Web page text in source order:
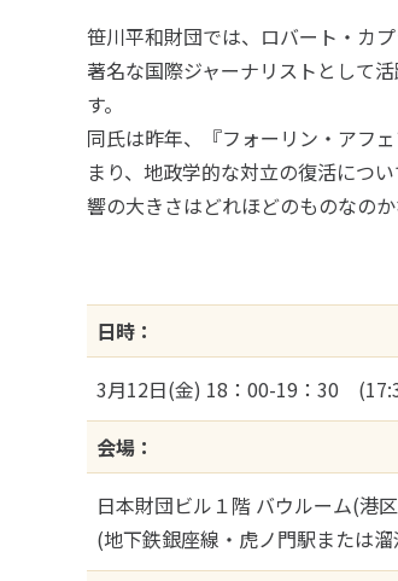
笹川平和財団では、ロバート・カ
著名な国際ジャーナリストとして
す。
同氏は昨年、『フォーリン・アフ
まり、地政学的な対立の復活につ
響の大きさはどれほどのものなの
日時：
3月12日(金) 18：00-19：30
会場：
日本財団ビル１階 バウルーム(港
(地下鉄銀座線・虎ノ門駅または